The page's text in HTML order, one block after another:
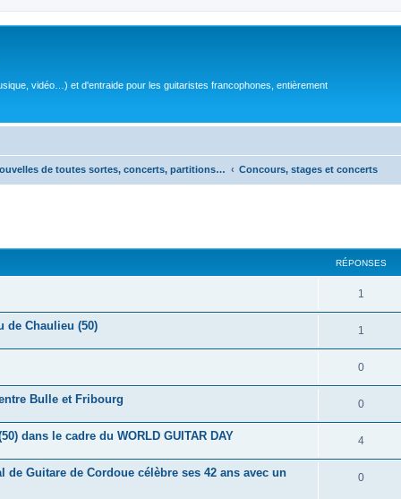
vidéo…) et d'entraide pour les guitaristes francophones, entièrement
de toutes sortes, concerts, partitions… Concours, stages et concerts
RÉPONSES
1
é
o
n
s
s
de Chaulieu (50) 1
é
o
n
s
0R
é
o
n
s
Bulle et Fribourg 0R
é
o
dans le cadre du WORLD GUITAR DAY 4R
é
Guitare de Cordoue célèbre ses 42 ans avec un
0R